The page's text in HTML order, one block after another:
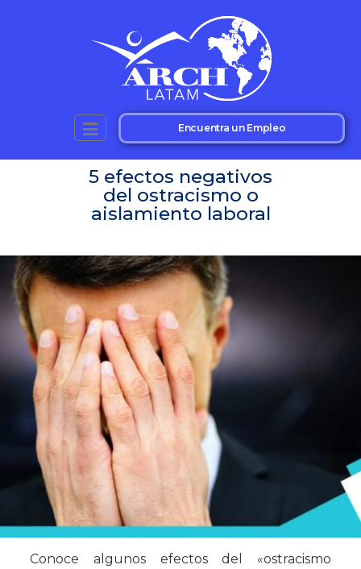
Encuentra un Empleo
5 efectos negativos
del ostracismo o
aislamiento laboral
Conoce algunos efectos del «ostracismo